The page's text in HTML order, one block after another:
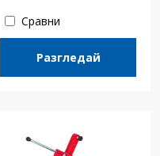
Сравни
Разгледай